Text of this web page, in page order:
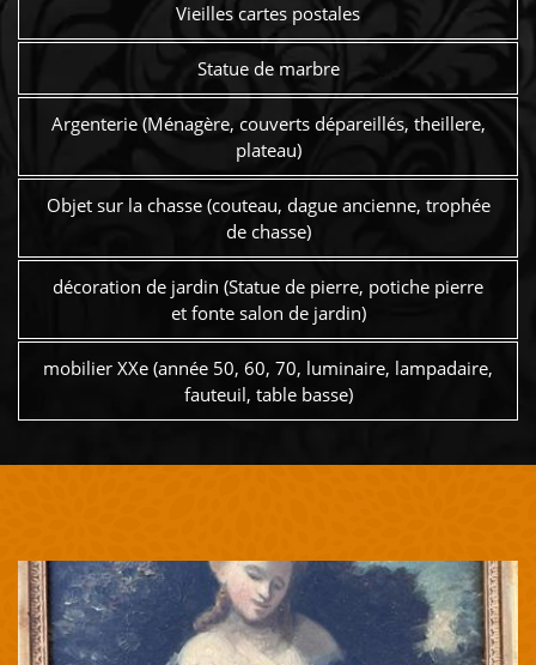
Vieilles cartes postales
Statue de marbre
Argenterie (Ménagère, couverts dépareillés, theillere,
plateau)
Objet sur la chasse (couteau, dague ancienne, trophée
de chasse)
décoration de jardin (Statue de pierre, potiche pierre
et fonte salon de jardin)
mobilier XXe (année 50, 60, 70, luminaire, lampadaire,
fauteuil, table basse)